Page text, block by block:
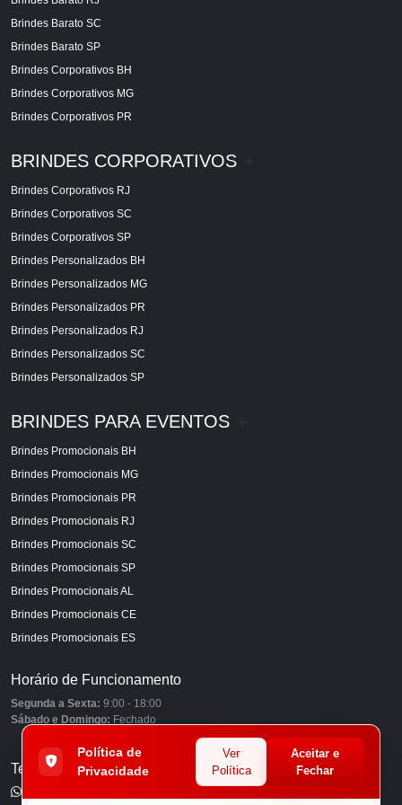
Brindes Barato SC
Brindes Barato SP
Brindes Corporativos BH
Brindes Corporativos MG
Brindes Corporativos PR
BRINDES CORPORATIVOS
Brindes Corporativos RJ
Brindes Corporativos SC
Brindes Corporativos SP
Brindes Personalizados BH
Brindes Personalizados MG
Brindes Personalizados PR
Brindes Personalizados RJ
Brindes Personalizados SC
Brindes Personalizados SP
BRINDES PARA EVENTOS
Brindes Promocionais BH
Brindes Promocionais MG
Brindes Promocionais PR
Brindes Promocionais RJ
Brindes Promocionais SC
Brindes Promocionais SP
Brindes Promocionais AL
Brindes Promocionais CE
Brindes Promocionais ES
Horário de Funcionamento
Segunda a Sexta: 9:00 - 18:00
Sábado e Domingo: Fechado
Telefones
Política de
Privacidade
Ver
Política
Aceitar e
Fechar